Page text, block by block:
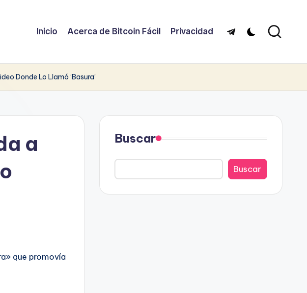
Inicio Acerca de Bitcoin Fácil Privacidad Telegram
Donde Lo Llamó ‘Basura’
a
que promovía
Buscar
Buscar